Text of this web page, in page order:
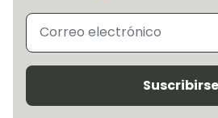
Suscribirse